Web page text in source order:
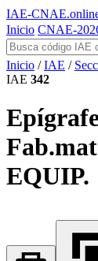
IAE-CNAE
Inicio CNAE-
Inicio / IAE /
IAE 342
EQUIP.